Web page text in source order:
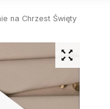
na Chrzest Święty